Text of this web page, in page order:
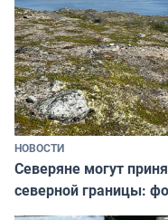
НОВОСТИ
Северяне могут
северной границы: